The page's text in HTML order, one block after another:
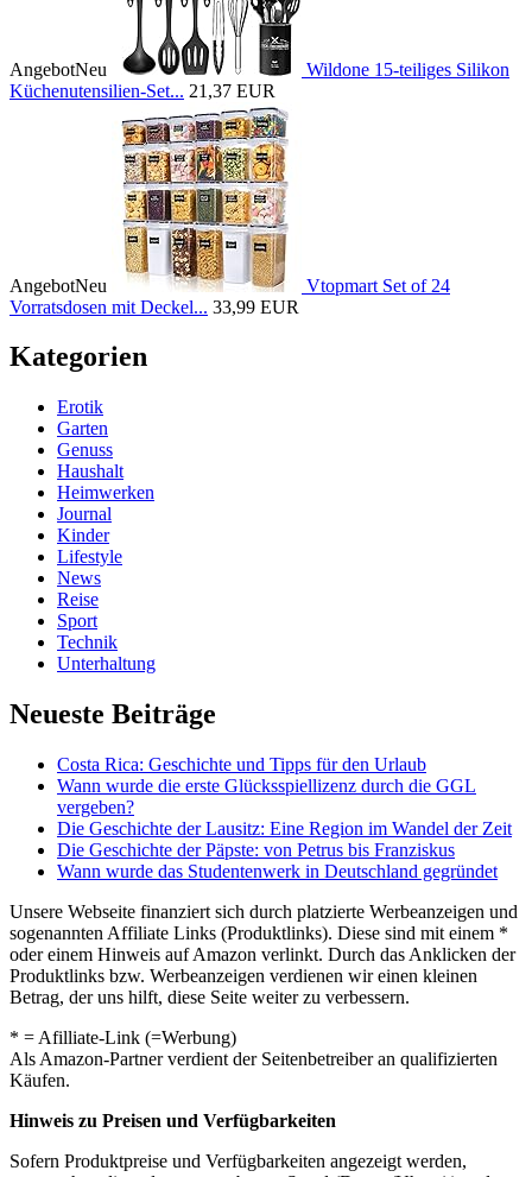
AngebotNeu
Wildone 15-teiliges Silikon
Küchenutensilien-Set... 21,37 EUR
AngebotNeu
Vtopmart Set of 24
Vorratsdosen mit Deckel... 33,99 EUR
Kategorien
Erotik
Garten
Genuss
Haushalt
Heimwerken
Journal
Kinder
Lifestyle
News
Reise
Sport
Technik
Unterhaltung
Neueste Beiträge
Costa Rica: Geschichte und Tipps für den Urlaub
Wann wurde die erste Glücksspiellizenz durch die GGL
vergeben?
Die Geschichte der Lausitz: Eine Region im Wandel der Zeit
Die Geschichte der Päpste: von Petrus bis Franziskus
Wann wurde das Studentenwerk in Deutschland gegründet
Unsere Webseite finanziert sich durch platzierte Werbeanzeigen und
sogenannten Affiliate Links (Produktlinks). Diese sind mit einem *
oder einem Hinweis auf Amazon verlinkt. Durch das Anklicken der
Produktlinks bzw. Werbeanzeigen verdienen wir einen kleinen
Betrag, der uns hilft, diese Seite weiter zu verbessern.
* = Afilliate-Link (=Werbung)
Als Amazon-Partner verdient der Seitenbetreiber an qualifizierten
Käufen.
Hinweis zu Preisen und Verfügbarkeiten
Sofern Produktpreise und Verfügbarkeiten angezeigt werden,